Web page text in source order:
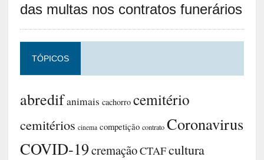
das multas nos contratos funerários
TÓPICOS
abredifanimais cachorro cemitério
cemitérios cinema competição contrato Coronavirus
COVID-19cremaçãoCTAFcultura